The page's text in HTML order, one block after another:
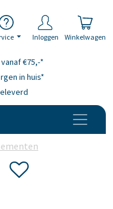
Inloggen Winkelwagen
€75,-*
in huis*